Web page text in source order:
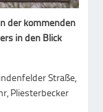
der kommenden
in den Blick
Straße,
Pliesterbecker